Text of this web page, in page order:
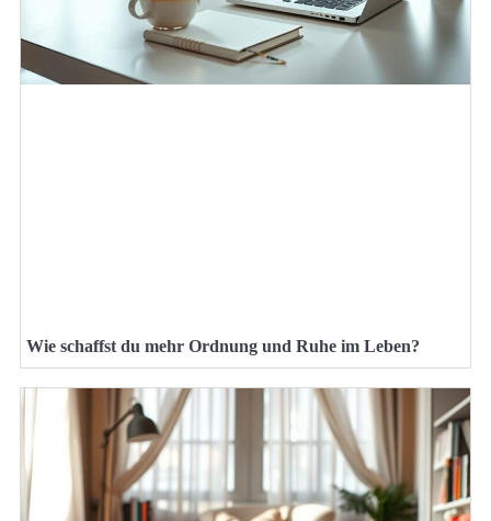
Wie schaffst du mehr Ordnung und Ruhe im Leben?